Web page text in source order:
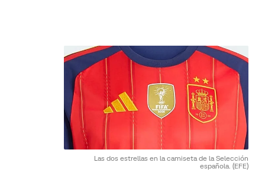
Las dos estrellas en la camiseta de la Selección
española. (EFE)